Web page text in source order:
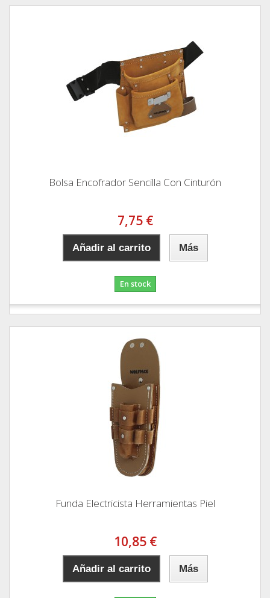
Bolsa Encofrador Sencilla Con Cinturón
7,75 €
Añadir al carrito Más
En stock
Funda Electricista Herramientas Piel
10,85 €
Añadir al carrito Más